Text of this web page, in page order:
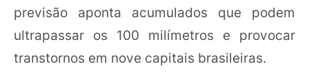
previsão aponta acumulados que podem
ultrapassar os 100 milímetros e provocar
transtornos em nove capitais brasileiras.